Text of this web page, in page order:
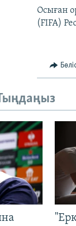
Осыған
(FIFA)